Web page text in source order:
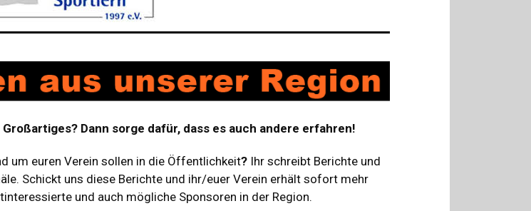
Dann sorge dafür, dass es auch andere erfahren!
um euren Verein sollen in die Öffentlichkeit? Ihr schreibt Berichte und
Schickt uns diese Berichte und ihr/euer Verein erhält sofort mehr
und auch mögliche Sponsoren in der Region.